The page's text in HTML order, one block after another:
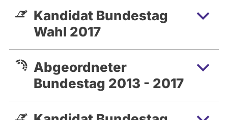
Kandidat Bundestag
Wahl 2017
Abgeordneter
Bundestag 2013 - 2017